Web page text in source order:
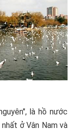
là hồ nước
ở Vân Nam và